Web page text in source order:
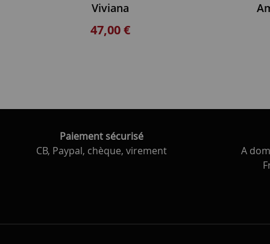
Viviana
47,00 €
Paiement sécurisé
CB, Paypal, chèque, virement
A